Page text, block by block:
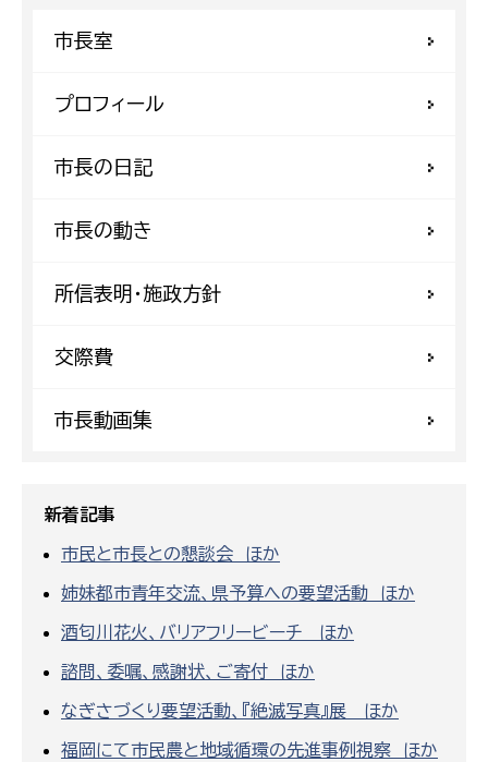
市長室
プロフィール
市長の日記
市長の動き
所信表明・施政方針
交際費
市長動画集
新着記事
市民と市長との懇談会 ほか
姉妹都市青年交流、県予算への要望活動 ほか
酒匂川花火、バリアフリービーチ ほか
諮問、委嘱、感謝状、ご寄付 ほか
なぎさづくり要望活動、『絶滅写真』展 ほか
福岡にて市民農と地域循環の先進事例視察 ほか